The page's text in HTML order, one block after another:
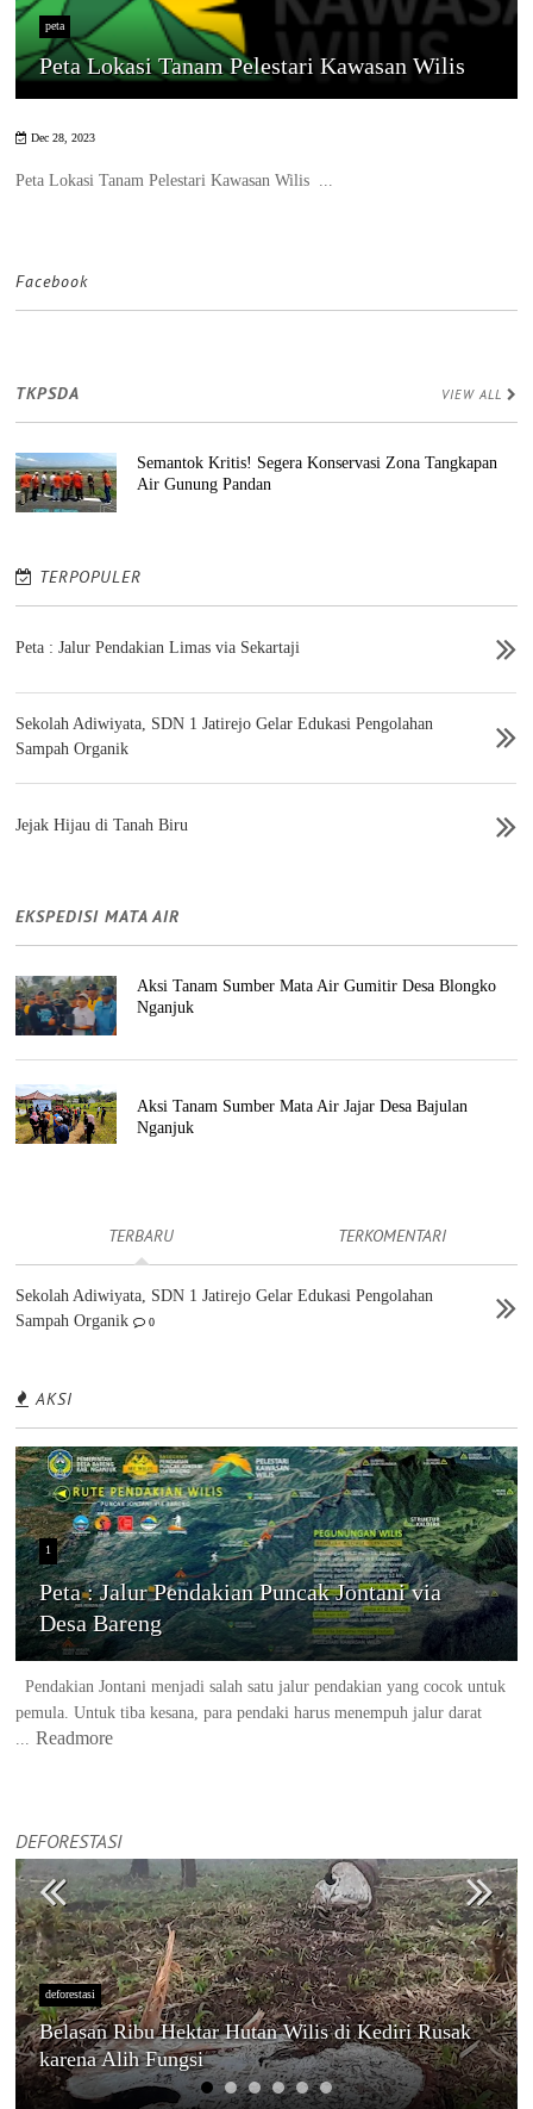
peta
Peta Lokasi Tanam Pelestari Kawasan Wilis
Dec 28, 2023
Peta Lokasi Tanam Pelestari Kawasan Wilis ...
Facebook
TKPSDA VIEW ALL
Semantok Kritis! Segera Konservasi Zona Tangkapan
Air Gunung Pandan
TERPOPULER
Peta : Jalur Pendakian Limas via Sekartaji
Sekolah Adiwiyata, SDN 1 Jatirejo Gelar Edukasi Pengolahan
Sampah Organik
Jejak Hijau di Tanah Biru
EKSPEDISI MATA AIR
Aksi Tanam Sumber Mata Air Gumitir Desa Blongko
Nganjuk
Aksi Tanam Sumber Mata Air Jajar Desa Bajulan
Nganjuk
TERBARU TERKOMENTARI
Sekolah Adiwiyata, SDN 1 Jatirejo Gelar Edukasi Pengolahan
Sampah Organik
0
AKSI
1
Peta : Jalur Pendakian Puncak Jontani via
Desa Bareng
Pendakian Jontani menjadi salah satu jalur pendakian yang cocok untuk
pemula. Untuk tiba kesana, para pendaki harus menempuh jalur darat
Readmore
DEFORESTASI
deforestasi
Belasan Ribu Hektar Hutan Wilis di Kediri Rusak
karena Alih Fungsi